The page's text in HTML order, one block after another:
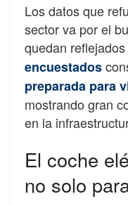
Los datos que
sector va por el
quedan
encuestados
preparada para
mostrando gran
en la
El coche
no solo